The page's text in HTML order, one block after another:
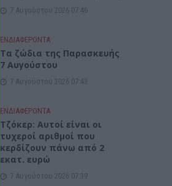
7 Αυγούστου 2026 07:46
ΕΝΔΙΑΦΕΡΟΝΤΑ
Tα ζώδια της Παρασκευής
7 Αυγούστου
7 Αυγούστου 2026 07:43
ΕΝΔΙΑΦΕΡΟΝΤΑ
Τζόκερ: Αυτοί είναι οι
τυχεροί αριθμοί που
κερδίζουν πάνω από 2
εκατ. ευρώ
7 Αυγούστου 2026 07:39